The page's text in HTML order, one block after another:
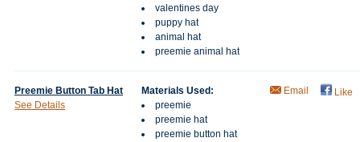
valentines day
puppy hat
animal hat
preemie animal hat
Preemie Button Tab Hat
See Details
Materials Used:
preemie
preemie hat
preemie button hat
Email Like